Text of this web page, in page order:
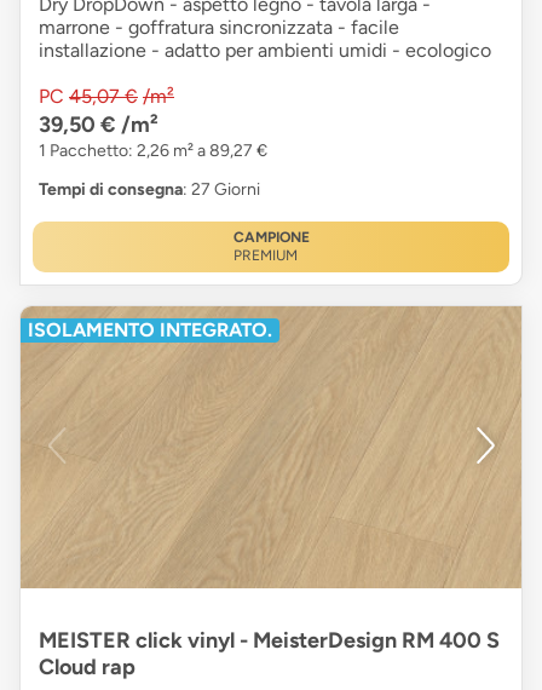
marrone - goffratura sincronizzata - facile
installazione - adatto per ambienti umidi - ecologico
PC 45,07 € /m²
39,50 € /m²
1 Pacchetto: 2,26 m² a 89,27 €
Tempi di consegna: 27 Giorni
CAMPIONE
PREMIUM
ISOLAMENTO INTEGRATO.
MEISTER click vinyl - MeisterDesign RM 400 S
Cloud rap